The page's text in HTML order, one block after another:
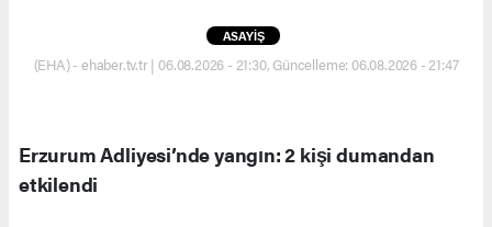
ASAYİŞ
(EHA) - ehaber.tv.tr | 06.08.2026 - 21:30, Güncelleme: 06.08.2026 - 21:47
Erzurum Adliyesi’nde yangın: 2 kişi dumandan
etkilendi